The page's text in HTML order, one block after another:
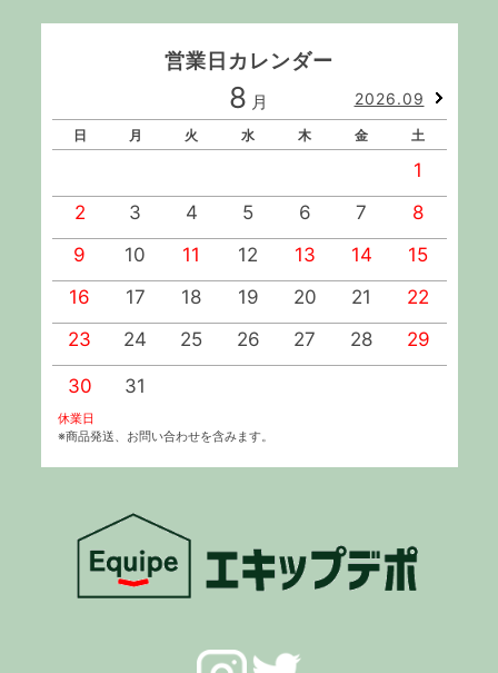
営業日カレンダー
8 月 2026.09
日 月 火 水 木 金 土
1
2
3 4 5 6 7
8
9
10 11 12 13 14
15
16
17 18 19 20 21
22
23
24 25 26 27 28 29
30 31
休業日
※商品発送、お問い合わせを含みます。